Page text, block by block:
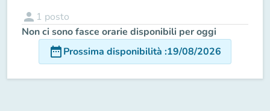
person 1 posto
Non ci sono fasce orarie disponibili per oggi
date_rangeProssima disponibilità :19/08/2026